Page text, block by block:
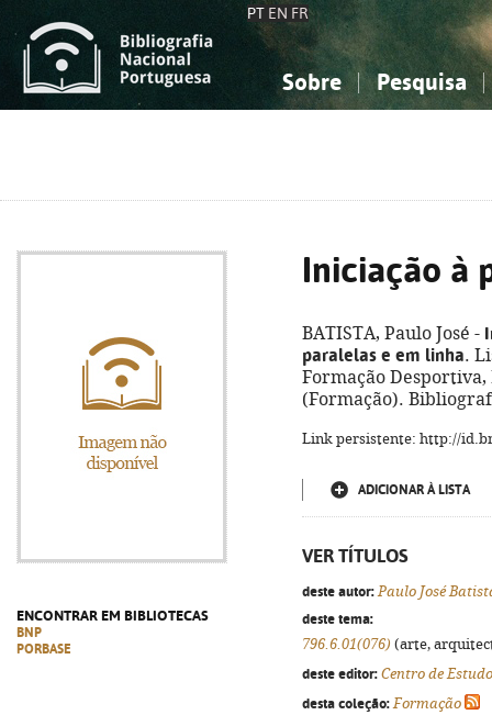
PT EN FR
Sobre Pesquisa
ENCONTRAR EM BIBLIOTECAS
BNP
PORBASE
Iniciação à
BATISTA, Paulo José -
paralelas e em linha.
Formação Desportiva,
(Formação).
Link persistente: http://
ADICIONAR À LISTA
VER TÍTULOS
deste autor: Paulo José
deste tema:
796.6.01(076) (arte,
deste editor: Centro de
desta coleção: Formação